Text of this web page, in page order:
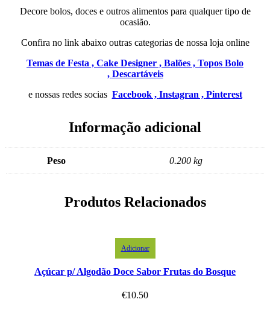
Decore bolos, doces e outros alimentos para qualquer tipo de
ocasião.
Confira no link abaixo outras categorias de nossa loja online
Temas de Festa , Cake Designer , Balões , Topos Bolo
, Descartáveis
e nossas redes socias Facebook , Instagran , Pinterest
Informação adicional
Peso 0.200 kg
Produtos Relacionados
Adicionar
Açúcar p/ Algodão Doce Sabor Frutas do Bosque
€10.50